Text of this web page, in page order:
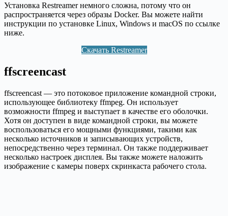
Установка Restreamer немного сложна, потому что он
распространяется через образы Docker. Вы можете найти
инструкции по установке Linux, Windows и macOS по ссылке
ниже.
Скачать Restreamer
ffscreencast
ffscreencast — это потоковое приложение командной строки,
использующее библиотеку ffmpeg. Он использует
возможности ffmpeg и выступает в качестве его оболочки.
Хотя он доступен в виде командной строки, вы можете
воспользоваться его мощными функциями, такими как
несколько источников и записывающих устройств,
непосредственно через терминал. Он также поддерживает
несколько настроек дисплея. Вы также можете наложить
изображение с камеры поверх скринкаста рабочего стола.